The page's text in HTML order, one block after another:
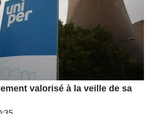
valorisé à la veille de sa